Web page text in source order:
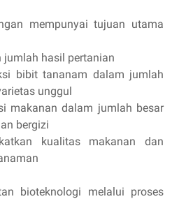
mempunyai tujuan utama
jumlah hasil pertanian
bibit tananam dalam jumlah
unggul
makanan dalam jumlah besar
bergizi
kualitas makanan dan
bioteknologi melalui proses